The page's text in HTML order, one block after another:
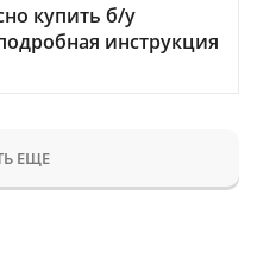
купить б/у
инструкция
ЕЩЕ